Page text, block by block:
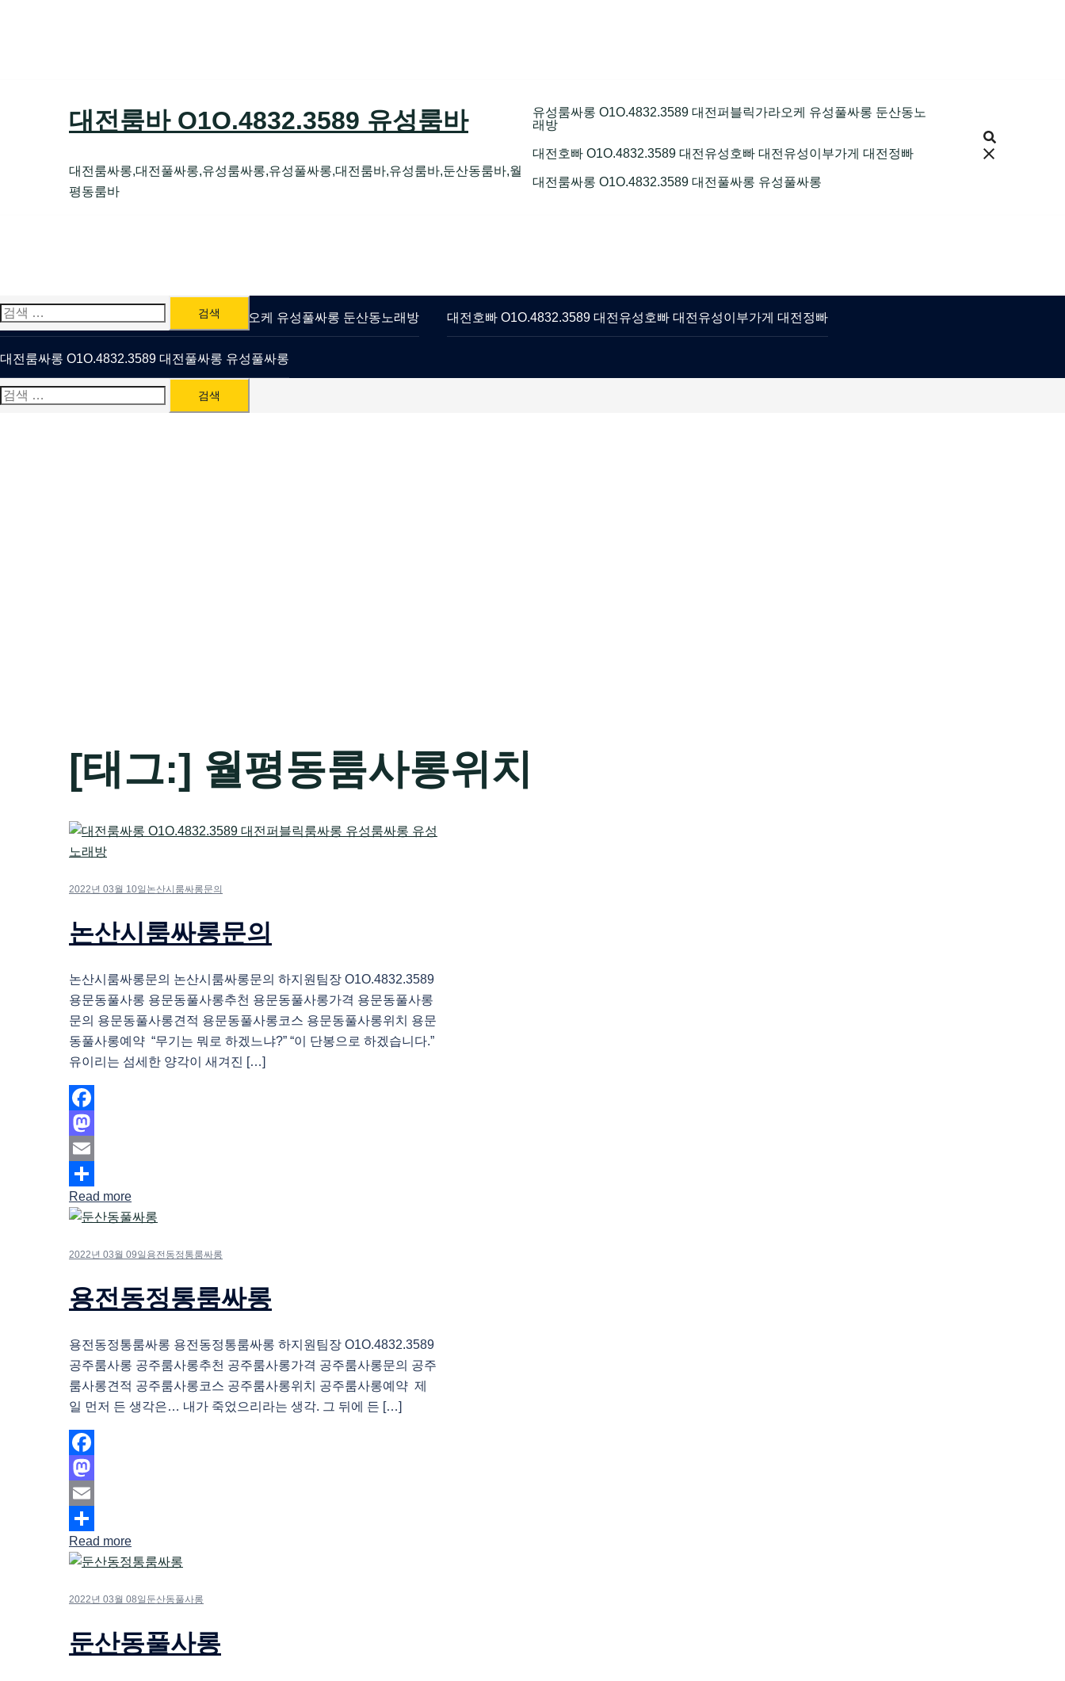
대전룸바 O1O.4832.3589 유성룸바
대전룸싸롱,대전풀싸롱,유성룸싸롱,유성풀싸롱,대전룸바,유성룸바,둔산동룸바,월
평동룸바
유성룸싸롱 O1O.4832.3589 대전퍼블릭가라오케 유성풀싸롱 둔산동노
래방
대전호빠 O1O.4832.3589 대전유성호빠 대전유성이부가게 대전정빠
대전룸싸롱 O1O.4832.3589 대전풀싸롱 유성풀싸롱
검
색:
유성룸싸롱 O1O.4832.3589 대전퍼블릭가라오케 유성풀싸롱 둔산동노래방 대전호빠 O1O.4832.3589 대전유성호빠 대전유성이부가게 대전정빠
대전룸싸롱 O1O.4832.3589 대전풀싸롱 유성풀싸롱
검
[태그:] 월평동룸사롱위치
2022년 03월 10일 논산시룸싸롱문의
논산시룸싸롱문의
논산시룸싸롱문의 논산시룸싸롱문의 하지원팀장 O1O.4832.3589
용문동풀사롱 용문동풀사롱추천 용문동풀사롱가격 용문동풀사롱
문의 용문동풀사롱견적 용문동풀사롱코스 용문동풀사롱위치 용문
동풀사롱예약 “무기는 뭐로 하겠느냐?” “이 단봉으로 하겠습니다.”
유이리는 섬세한 양각이 새겨진 […]
Facebook
Mastodon
Email
Share
Read more
2022년 03월 09일 용전동정통룸싸롱
용전동정통룸싸롱
용전동정통룸싸롱 용전동정통룸싸롱 하지원팀장 O1O.4832.3589
공주룸사롱 공주룸사롱추천 공주룸사롱가격 공주룸사롱문의 공주
룸사롱견적 공주룸사롱코스 공주룸사롱위치 공주룸사롱예약 제
일 먼저 든 생각은… 내가 죽었으리라는 생각. 그 뒤에 든 […]
Facebook
Mastodon
Email
Share
Read more
2022년 03월 08일 둔산동풀사롱
둔산동풀사롱